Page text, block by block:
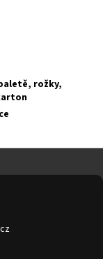
rožky,